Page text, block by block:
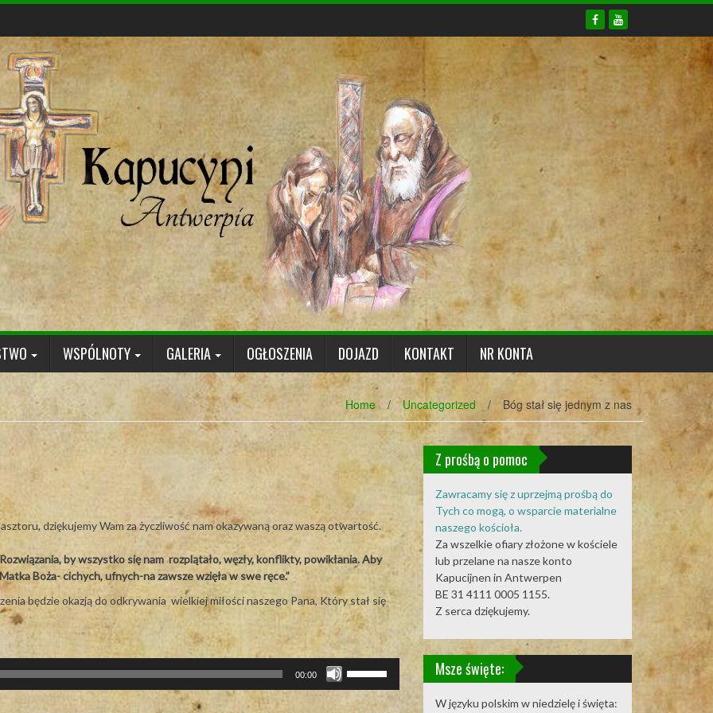
WSPÓLNOTY GALERIA OGŁOSZENIA DOJAZD KONTAKT NR KONTA
Home / Uncategorized / Bóg stał się jednym z nas
dziękujemy Wam za życzliwość nam okazywaną oraz waszą otwartość.
by wszystko się nam rozplątało, węzły, konflikty, powikłania. Aby
Boża- cichych, ufnych-na zawsze wzięła w swe ręce.”
będzie okazją do odkrywania wielkiej miłości naszego Pana, Który stał się
00:00
Z prośbą o pomoc
Zawracamy się z uprzejmą prośbą do
Tych co mogą, o wsparcie materialne
naszego kościoła.
Za wszelkie ofiary złożone w kościele
lub przelane na nasze konto
Kapucijnen in Antwerpen
BE 31 4111 0005 1155.
Z serca dziękujemy.
Msze święte:
W języku polskim w niedzielę i święta: